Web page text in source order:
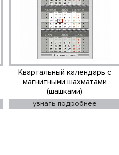
Квартальный календарь с
магнитными шахматами
(шашками)
узнать подробнее